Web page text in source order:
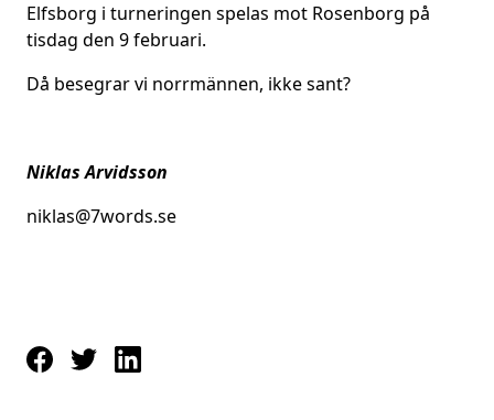
Elfsborg i turneringen spelas mot Rosenborg på
tisdag den 9 februari.
Då besegrar vi norrmännen, ikke sant?
Niklas Arvidsson
niklas@7words.se